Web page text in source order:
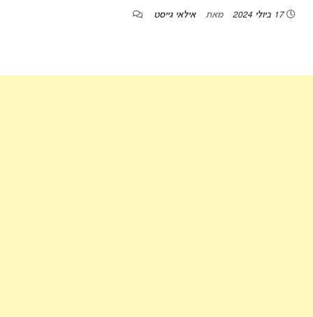
17 ביולי 2024 מאת אילאי גייסט